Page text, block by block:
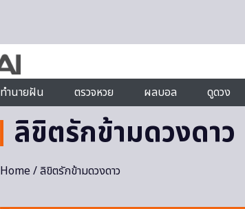
ทำนายฝัน ตรวจหวย ผลบอล ดูดวง
ลิขิตรักข้ามดวงดาว
Home/ ลิขิตรักข้ามดวงดาว